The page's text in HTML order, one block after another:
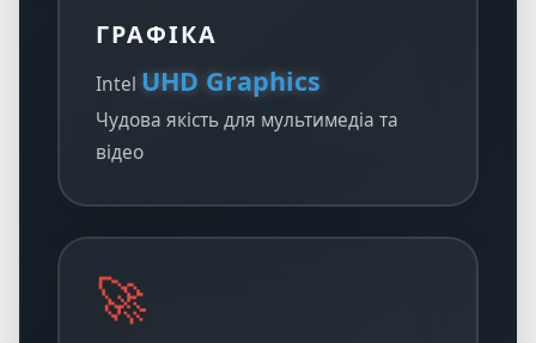
ГРАФІКА
Intel UHD Graphics
Чудова якість для мультимедіа та
відео
🚀